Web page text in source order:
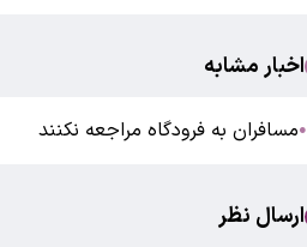
اخبار مشابه
●مسافران به فرودگاه مراجعه نکنند
ارسال نظر